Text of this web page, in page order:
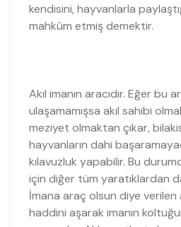
kendisini, hayvanlarla
mahkûm etmiş demektir.
Akıl imanın aracıdır. Eğer bu
ulaşamamışsa akıl sahibi
meziyet olmaktan çıkar,
hayvanların dahi
kılavuzluk yapabilir. Bu
için diğer tüm yaratıklardan
İmana araç olsun diye verilen
haddini aşarak imanın